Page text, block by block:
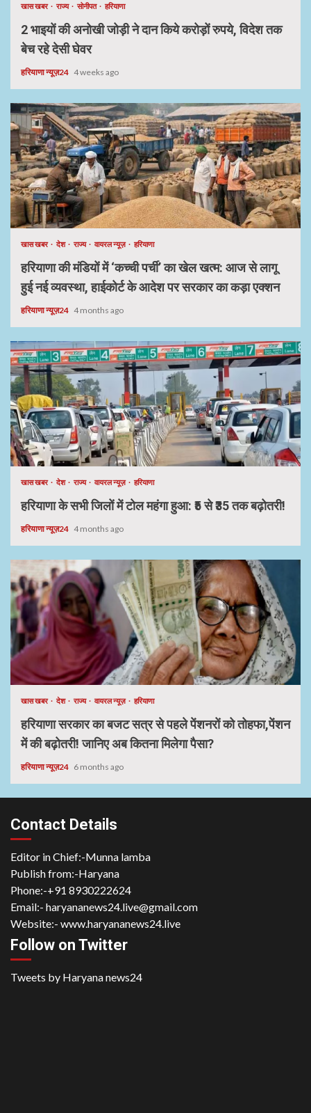
खास खबर राज्य सोनीपत हरियाणा
2 भाइयों की अनोखी जोड़ी ने दान किये करोड़ों रुपये, विदेश तक
बेच रहे देसी घेवर
हरियाणा न्यूज़24 4 weeks ago
खास खबर देश राज्य वायरल न्यूज़ हरियाणा
हरियाणा की मंडियों में ‘कच्ची पर्ची’ का खेल खत्म: आज से लागू
हुई नई व्यवस्था, हाईकोर्ट के आदेश पर सरकार का कड़ा एक्शन
हरियाणा न्यूज़24 4 months ago
खास खबर देश राज्य वायरल न्यूज़ हरियाणा
हरियाणा के सभी जिलों में टोल महंगा हुआ: ₹5 से ₹35 तक बढ़ोतरी!
हरियाणा न्यूज़24 4 months ago
खास खबर देश राज्य वायरल न्यूज़ हरियाणा
हरियाणा सरकार का बजट सत्र से पहले पेंशनरों को तोहफा,पेंशन
में की बढ़ोतरी! जानिए अब कितना मिलेगा पैसा?
हरियाणा न्यूज़24 6 months ago
Contact Details
Editor in Chief:-Munna lamba
Publish from:-Haryana
Phone:-+91 8930222624
Email:- haryananews24.live@gmail.com
Website:- www.haryananews24.live
Follow on Twitter
Tweets by Haryana news24